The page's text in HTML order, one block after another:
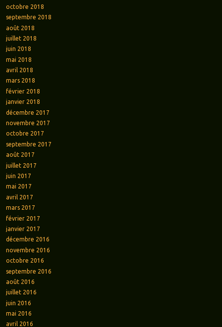
octobre 2018
septembre 2018
août 2018
juillet 2018
juin 2018
mai 2018
avril 2018
mars 2018
février 2018
janvier 2018
décembre 2017
novembre 2017
octobre 2017
septembre 2017
août 2017
juillet 2017
juin 2017
mai 2017
avril 2017
mars 2017
février 2017
janvier 2017
décembre 2016
novembre 2016
octobre 2016
septembre 2016
août 2016
juillet 2016
juin 2016
mai 2016
avril 2016